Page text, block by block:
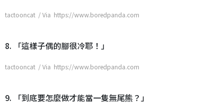
tactooncat / Via https://www.boredpanda.com
8. 「這樣子偶的腳很冷耶！」
tactooncat / Via https://www.boredpanda.com
9. 「到底要怎麼做才能當一隻無尾熊？」